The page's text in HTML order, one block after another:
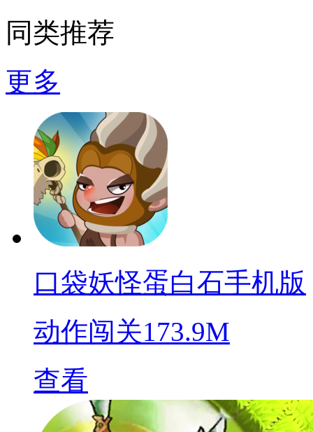
同类推荐
更多
口袋妖怪蛋白石手机版
动作闯关173.9M
查看